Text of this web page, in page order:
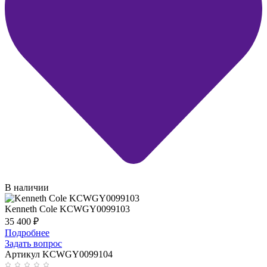
В наличии
Kenneth Cole KCWGY0099103
35 400 ₽
Подробнее
Задать вопрос
Артикул KCWGY0099104